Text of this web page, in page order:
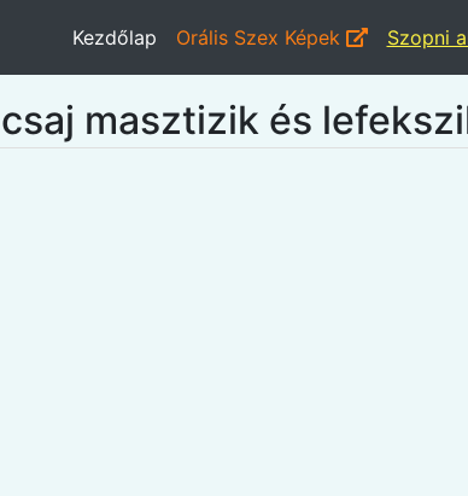
Kezdőlap Orális Szex Képek Szopni
masztizik és